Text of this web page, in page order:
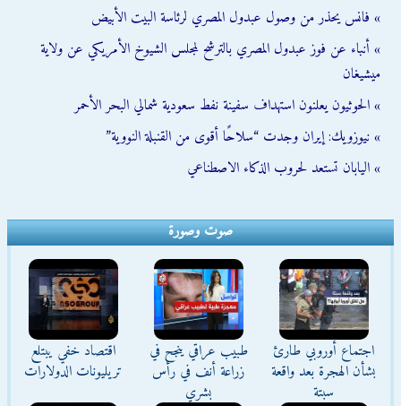
» فانس يحذر من وصول عبدول المصري لرئاسة البيت الأبيض
» أنباء عن فوز عبدول المصري بالترشح لمجلس الشيوخ الأمريكي عن ولاية
ميشيغان
» الحوثيون يعلنون استهداف سفينة نفط سعودية شمالي البحر الأحمر
» نيوزويك: إيران وجدت “سلاحًا أقوى من القنبلة النووية”
» اليابان تستعد لحروب الذكاء الاصطناعي
صوت وصورة
اجتماع أوروبي طارئ
بشأن الهجرة بعد واقعة
سبتة
طبيب عراقي ينجح في
زراعة أنف في رأس
بشري
اقتصاد خفي يبتلع
تريليونات الدولارات